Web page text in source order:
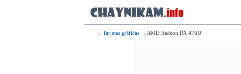
→ Tarjetas gráficas → AMD Radeon RX 470D